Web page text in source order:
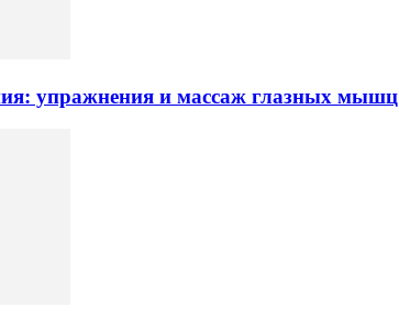
упражнения и массаж глазных мышц